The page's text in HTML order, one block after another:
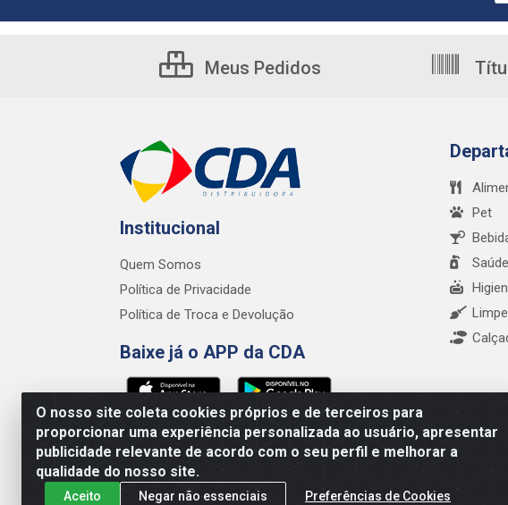
O nosso site coleta cookies próprios e de terceiros para
proporcionar uma experiência personalizada ao usuário, apresentar
publicidade relevante de acordo com o seu perfil e melhorar a
qualidade do nosso site.
Aceito Negar não essenciais Preferências de Cookies
Meus Pedidos
Institucional
Quem Somos
Política de Privacidade
Política de Troca e Devolução
Baixe já o APP da CDA
Pet
CDA Distribuidora - Avenida Abel Cabral, 1090